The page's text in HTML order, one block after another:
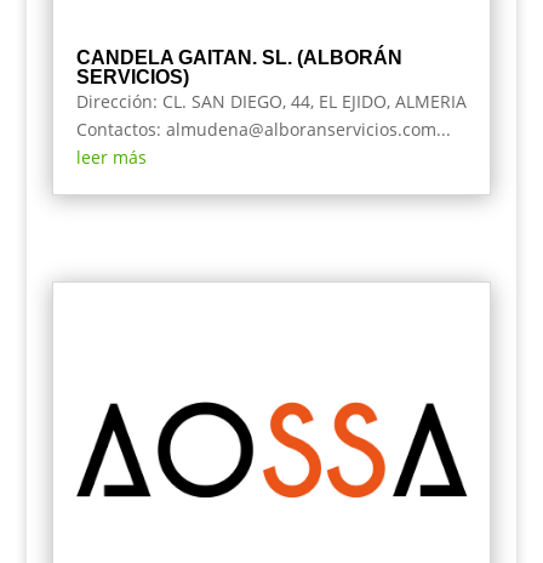
CANDELA GAITAN. SL. (ALBORÁN
SERVICIOS)
Dirección: CL. SAN DIEGO, 44, EL EJIDO, ALMERIA
Contactos: almudena@alboranservicios.com...
leer más